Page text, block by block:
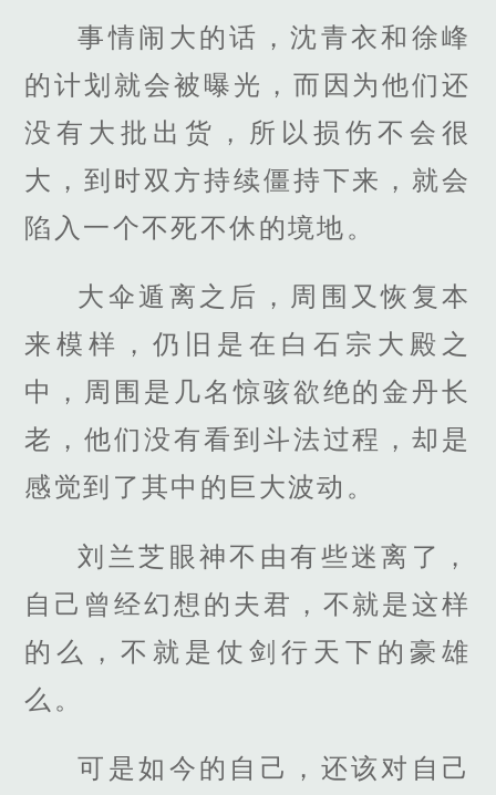
事情闹大的话，沈青衣和徐峰
的计划就会被曝光，而因为他们还
没有大批出货，所以损伤不会很
大，到时双方持续僵持下来，就会
陷入一个不死不休的境地。
大伞遁离之后，周围又恢复本
来模样，仍旧是在白石宗大殿之
中，周围是几名惊骇欲绝的金丹长
老，他们没有看到斗法过程，却是
感觉到了其中的巨大波动。
刘兰芝眼神不由有些迷离了，
自己曾经幻想的夫君，不就是这样
的么，不就是仗剑行天下的豪雄
么。
可是如今的自己，还该对自己